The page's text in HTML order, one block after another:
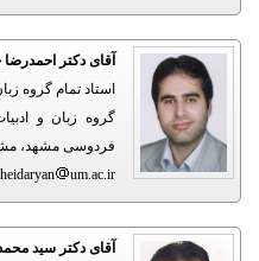
آقای دکتر احمدرضا
استاد تمام گروه زبان و
گروه زبان و ادبیات
فردوسی مشهد، مشهد،
heidaryan
um.ac.ir
آقای دکتر سید محمد